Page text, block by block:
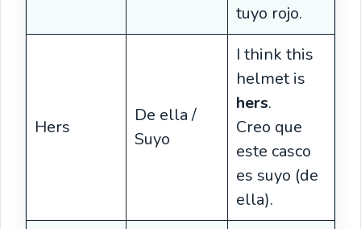
tuyo rojo.
Hers
De ella /
Suyo
I think this
helmet is
hers.
Creo que
este casco
es suyo (de
ella).